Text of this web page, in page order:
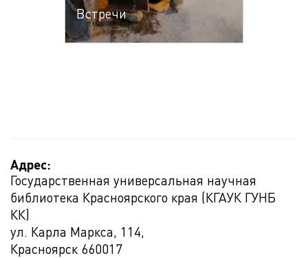
Встречи
Адрес:
Государственная универсальная научная
библиотека Красноярского края (КГАУК ГУНБ
КК)
ул. Карла Маркса, 114,
Красноярск 660017